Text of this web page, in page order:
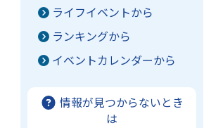
ライフイベントから
ランキングから
イベントカレンダーから
情報が見つからないとき
は